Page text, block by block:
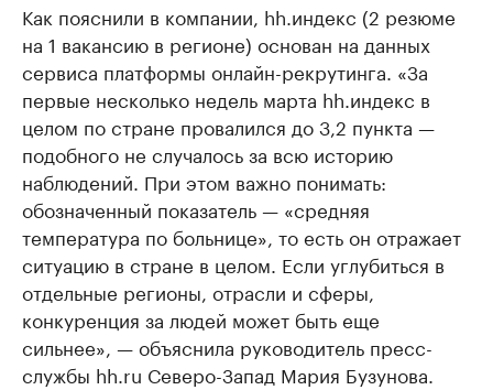
Как пояснили в компании, hh.индекс (2 резюме
на 1 вакансию в регионе) основан на данных
сервиса платформы онлайн-рекрутинга. «За
первые несколько недель марта hh.индекс в
целом по стране провалился до 3,2 пункта —
подобного не случалось за всю историю
наблюдений. При этом важно понимать:
обозначенный показатель — «средняя
температура по больнице», то есть он отражает
ситуацию в стране в целом. Если углубиться в
отдельные регионы, отрасли и сферы,
конкуренция за людей может быть еще
сильнее», — объяснила руководитель пресс-
службы hh.ru Северо-Запад Мария Бузунова.